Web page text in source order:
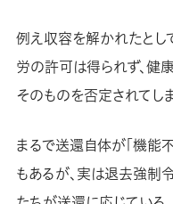
例え収容を解かれたとし
労の許可は得られず、健
そのものを否定されてし
まるで送還自体が「機能
もあるが、実は退去強制